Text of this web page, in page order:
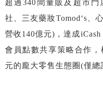
超過340間量販及超市
社、三友藥妝Tomod‘s、
營收140億元)，達成
會員點數共享策略合作
元的龐大零售生態圈(僅總